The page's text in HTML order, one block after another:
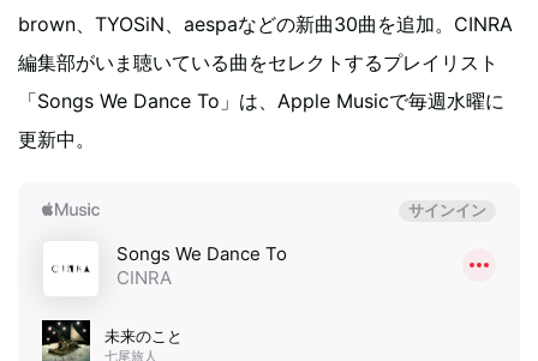
brown、TYOSiN、aespaなどの新曲30曲を追加。CINRA
編集部がいま聴いている曲をセレクトするプレイリスト
「Songs We Dance To」は、Apple Musicで毎週水曜に
更新中。